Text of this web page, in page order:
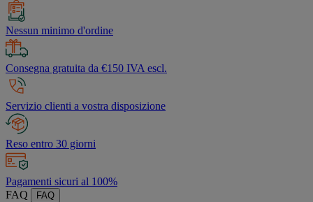
Nessun minimo d'ordine
Consegna gratuita da €150 IVA escl.
Servizio clienti a vostra disposizione
Reso entro 30 giorni
Pagamenti sicuri al 100%
FAQ
FAQ